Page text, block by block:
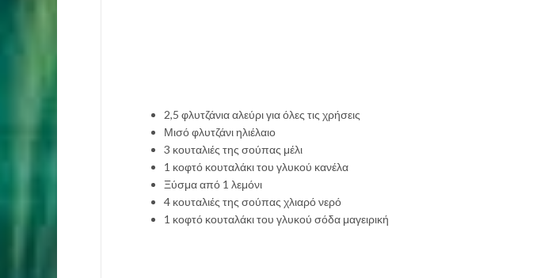
2,5 φλυτζάνια αλεύρι για όλες τις χρήσεις
Μισό φλυτζάνι ηλιέλαιο
3 κουταλιές της σούπας μέλι
1 κοφτό κουταλάκι του γλυκού κανέλα
Ξύσμα από 1 λεμόνι
4 κουταλιές της σούπας χλιαρό νερό
1 κοφτό κουταλάκι του γλυκού σόδα μαγειρική